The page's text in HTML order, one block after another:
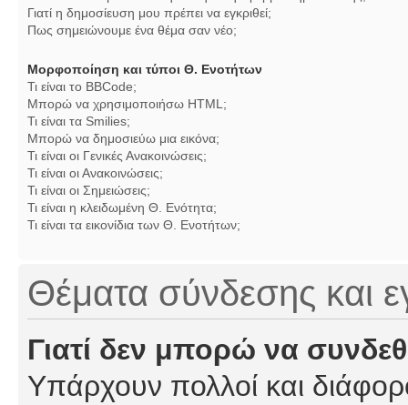
Γιατί η δημοσίευση μου πρέπει να εγκριθεί;
Πως σημειώνουμε ένα θέμα σαν νέο;
Μορφοποίηση και τύποι Θ. Ενοτήτων
Τι είναι το BBCode;
Μπορώ να χρησιμοποιήσω HTML;
Τι είναι τα Smilies;
Μπορώ να δημοσιεύω μια εικόνα;
Τι είναι οι Γενικές Ανακοινώσεις;
Τι είναι οι Ανακοινώσεις;
Τι είναι οι Σημειώσεις;
Τι είναι η κλειδωμένη Θ. Ενότητα;
Τι είναι τα εικονίδια των Θ. Ενοτήτων;
Θέματα σύνδεσης και
Γιατί δεν μπορώ να
Υπάρχουν πολλοί και